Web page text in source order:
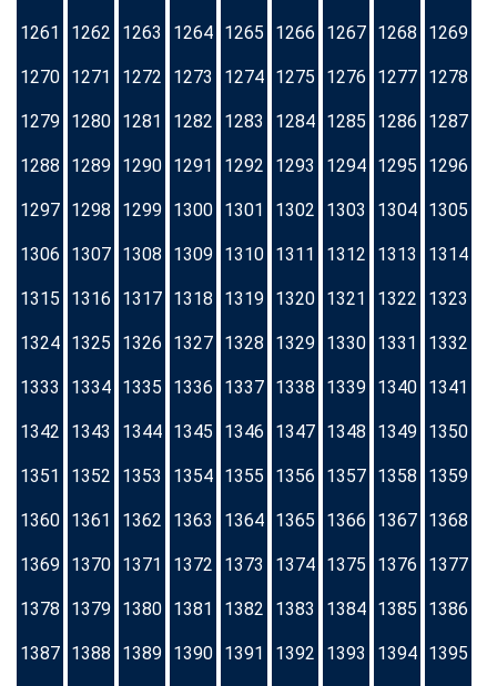
1261 1262 1263 1264 1265 1266 1267 1268 1269
1270 1271 1272 1273 1274 1275 1276 1277 1278
1279 1280 1281 1282 1283 1284 1285 1286 1287
1288 1289 1290 1291 1292 1293 1294 1295 1296
1297 1298 1299 1300 1301 1302 1303 1304 1305
1306 1307 1308 1309 1310 1311 1312 1313 1314
1315 1316 1317 1318 1319 1320 1321 1322 1323
1324 1325 1326 1327 1328 1329 1330 1331 1332
1333 1334 1335 1336 1337 1338 1339 1340 1341
1342 1343 1344 1345 1346 1347 1348 1349 1350
1351 1352 1353 1354 1355 1356 1357 1358 1359
1360 1361 1362 1363 1364 1365 1366 1367 1368
1369 1370 1371 1372 1373 1374 1375 1376 1377
1378 1379 1380 1381 1382 1383 1384 1385 1386
1387 1388 1389 1390 1391 1392 1393 1394 1395